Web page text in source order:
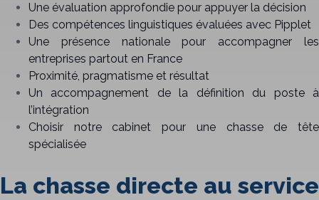
Une évaluation approfondie pour appuyer la décision
Des compétences linguistiques évaluées avec Pipplet
Une présence nationale pour accompagner les
entreprises partout en France
Proximité, pragmatisme et résultat
Un accompagnement de la définition du poste à
l’intégration
Choisir notre cabinet pour une chasse de tête
spécialisée
La chasse directe au service